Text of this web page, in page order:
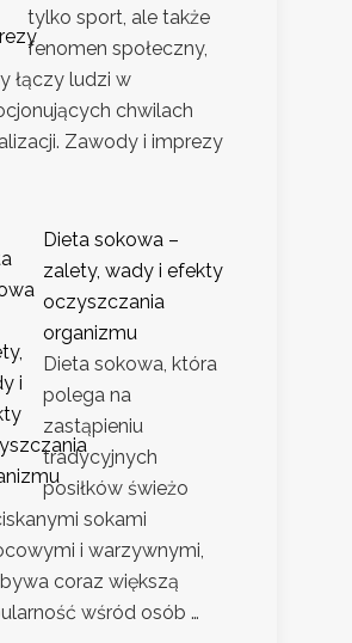
tylko sport, ale także
fenomen społeczny,
łączy ludzi w
chwilach
Zawody i imprezy
Dieta sokowa –
zalety, wady i efekty
oczyszczania
organizmu
Dieta sokowa, która
polega na
zastąpieniu
tradycyjnych
posiłków świeżo
sokami
i warzywnymi,
coraz większą
wśród osób …